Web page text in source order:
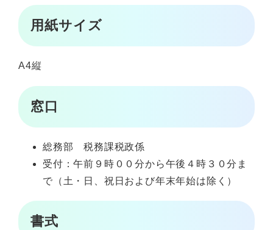
用紙サイズ
A4縦
窓口
総務部 税務課税政係
受付：午前９時００分から午後４時３０分ま
で（土・日、祝日および年末年始は除く）
書式